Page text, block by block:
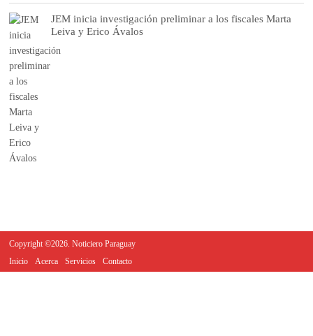
JEM inicia investigación preliminar a los fiscales Marta
Leiva y Erico Ávalos
Copyright ©2026. Noticiero Paraguay
Inicio
Acerca Servicios Contacto